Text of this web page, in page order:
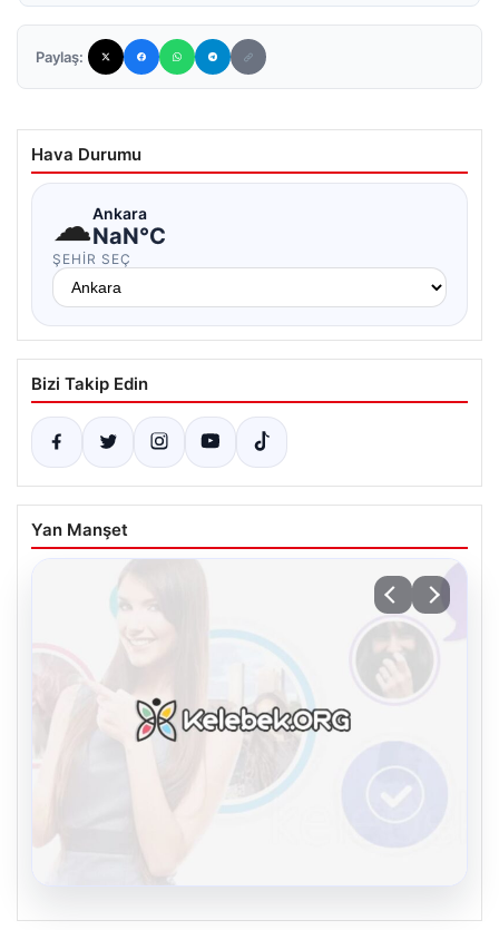
Paylaş:
Hava Durumu
☁Ankara
NaN°C
ŞEHIR SEÇ
Bizi Takip Edin
Yan Manşet